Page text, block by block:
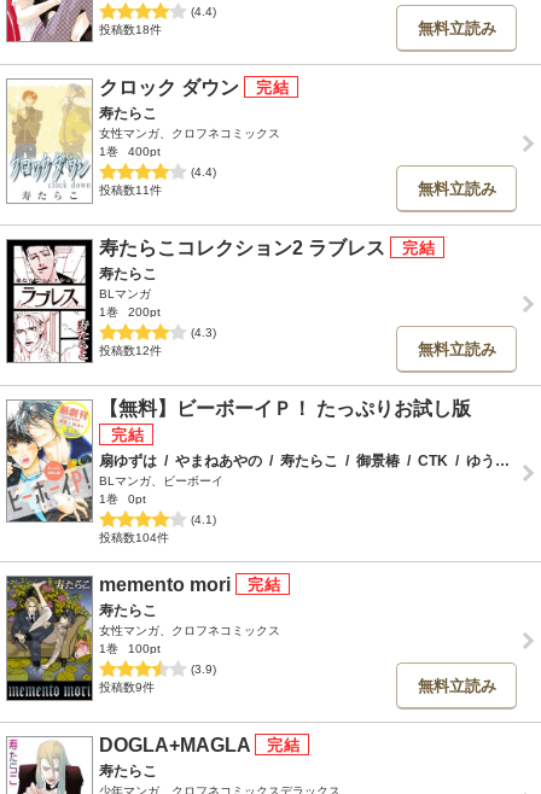
(4.4)
投稿数18件
無料立読み
クロック ダウン
寿たらこ
女性マンガ、クロフネコミックス
1巻
400pt
(4.4)
投稿数11件
無料立読み
寿たらこコレクション2 ラブレス
寿たらこ
BLマンガ
1巻
200pt
(4.3)
投稿数12件
無料立読み
【無料】ビーボーイＰ！ たっぷりお試し版
扇ゆずは / やまねあやの / 寿たらこ / 御景椿 / CTK / ゆうや
BLマンガ、ビーボーイ
1巻
0pt
(4.1)
投稿数104件
memento mori
寿たらこ
女性マンガ、クロフネコミックス
1巻
100pt
(3.9)
投稿数9件
無料立読み
DOGLA+MAGLA
寿たらこ
少年マンガ、クロフネコミックスデラックス